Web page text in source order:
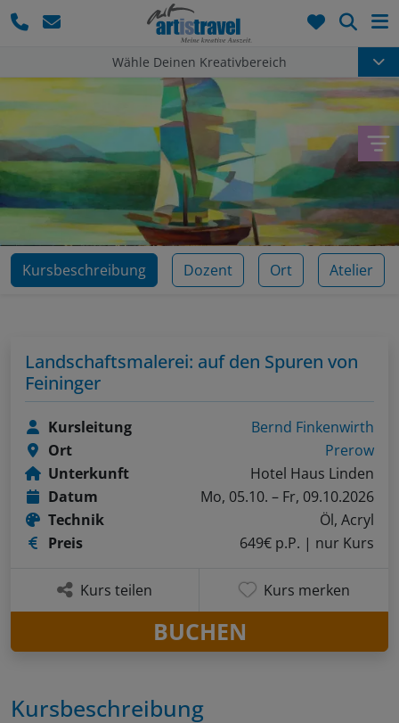
Wähle Deinen Kreativbereich
Kursbeschreibung Dozent Ort Atelier
Kursbeschreibung
Landschaftsmalerei: auf den Spuren von
Feininger
Kursleitung
Bernd Finkenwirth
Ort
Prerow
Unterkunft
Hotel Haus Linden
Datum
Mo, 05.10. – Fr, 09.10.2026
Technik
Öl, Acryl
Preis
649€ p.P. | nur Kurs
Kurs teilen Kurs merken
BUCHEN